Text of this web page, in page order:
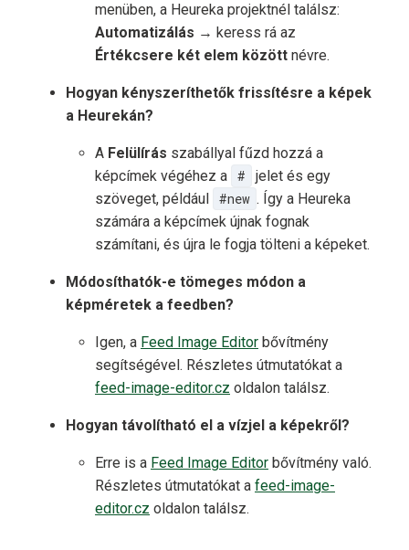
menüben, a Heureka projektnél találsz:
Automatizálás → keress rá az
Értékcsere két elem között névre.
Hogyan kényszeríthetők frissítésre a képek
a Heurekán?
A Felülírás szabállyal fűzd hozzá a
képcímek végéhez a #
jelet és egy
szöveget, például
#new . Így a Heureka
számára a képcímek újnak fognak
számítani, és újra le fogja tölteni a képeket.
Módosíthatók-e tömeges módon a
képméretek a feedben?
Igen, a Feed Image Editor bővítmény
segítségével. Részletes útmutatókat a
feed-image-editor.cz oldalon találsz.
Hogyan távolítható el a vízjel a képekről?
Erre is a Feed Image Editor bővítmény való.
Részletes útmutatókat a feed-image-
editor.cz oldalon találsz.